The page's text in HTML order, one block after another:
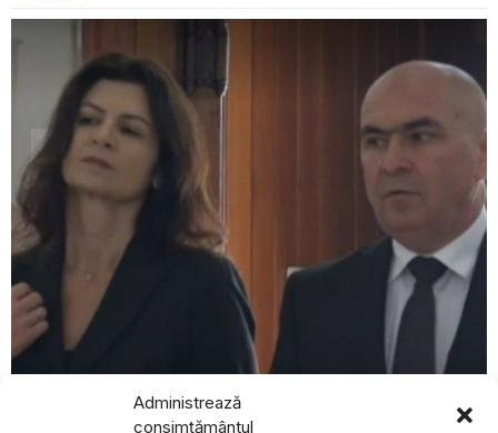
Administrează
consimțământul
BREAKING NEWS